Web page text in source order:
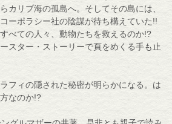
カリブ海の孤島へ。そしてその島には、
ーポラシー社の陰謀が待ち構えていた!!
べての人々、動物たちを救えるのか!?
スター・ストーリーで頁をめくる手も止
フィの隠された秘密が明らかになる。は
なのか!?